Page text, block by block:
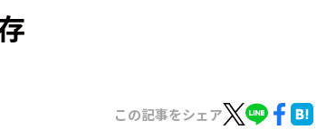
この記事をシェア